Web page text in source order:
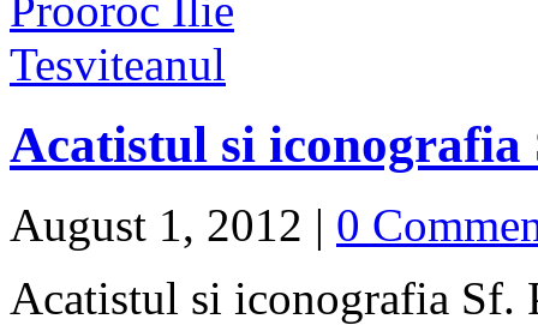
Acatistul si iconografia
August 1, 2012 | 0
Acatistul si iconografia Sf.